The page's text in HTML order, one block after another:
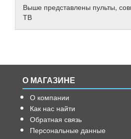
Выше представлены пульты,
ТВ
О МАГАЗИНЕ
О компании
Как нас найти
Обратная связь
Персональные данные